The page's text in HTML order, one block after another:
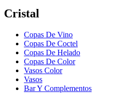
Cristal
Copas De Vino
Copas De Coctel
Copas De Helado
Copas De Color
Vasos Color
Vasos
Bar Y Complementos